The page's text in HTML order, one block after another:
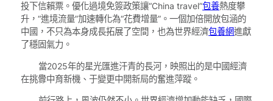
投下信賴票。優化過境免簽政策讓“China travel”包養熱度攀
升，“進境流量”加速轉化為“花費增量”。一個加倍開放包涵的
中國，不只為本身成長拓展了空間，也為世界經濟包養網進獻
了穩固氣力。
當2025年的星光匯進汗青的長河，映照出的是中國經濟
在挑釁中育新機、于變更中開新局的奮進萍蹤。